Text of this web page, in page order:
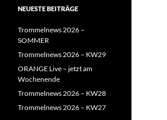
NEUESTE BEITRÄGE
Trommelnews 2026 –
SOMMER
Trommelnews 2026 – KW29
ORANGE Live – jetzt am
Wochenende
Trommelnews 2026 – KW28
Trommelnews 2026 – KW27